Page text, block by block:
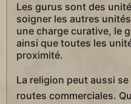
Les gurus sont des
soigner les autres
une charge curative, le
ainsi que toutes les
proximité.
La religion peut aussi
routes commerciales.